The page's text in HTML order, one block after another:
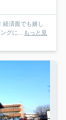
経済面でも嬉し
グに... もっと見